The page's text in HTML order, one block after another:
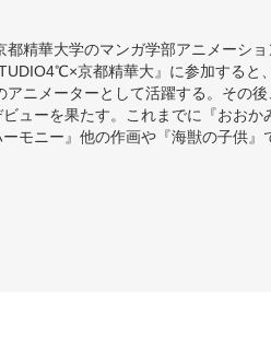
都精華大学のマンガ学部アニメーシ
京都精華大』に参加すると
ニメーターとして活躍する。その
ューを果たす。これまでに『おおか
モニー』他の作画や『海獣の子供』